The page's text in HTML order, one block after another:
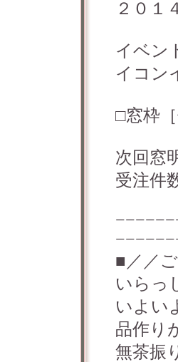
２０１
イベン
イコン
□窓枠［
次回窓
受注件
■／／
いらっ
いよい
品作り
無茶振